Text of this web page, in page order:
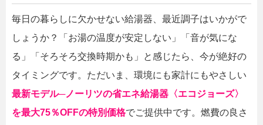
毎日の暮らしに欠かせない給湯器、最近調子はいかがで
しょうか？「お湯の温度が安定しない」「音が気にな
る」「そろそろ交換時期かも」と感じたら、今が絶好の
タイミングです。ただいま、環境にも家計にもやさしい
最新モデル─ノーリツの省エネ給湯器〈エコジョーズ〉
を最大75％OFFの特別価格でご提供中です。燃費の良さ